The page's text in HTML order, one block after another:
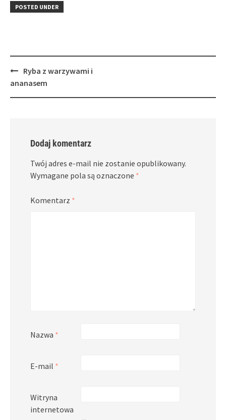
in
new
window)
POSTED UNDER
Post
navigation
Ryba z warzywami i
ananasem
Dodaj komentarz
Twój adres e-mail nie zostanie opublikowany.
Wymagane pola są oznaczone *
Komentarz *
Nazwa *
E-mail *
Witryna
internetowa